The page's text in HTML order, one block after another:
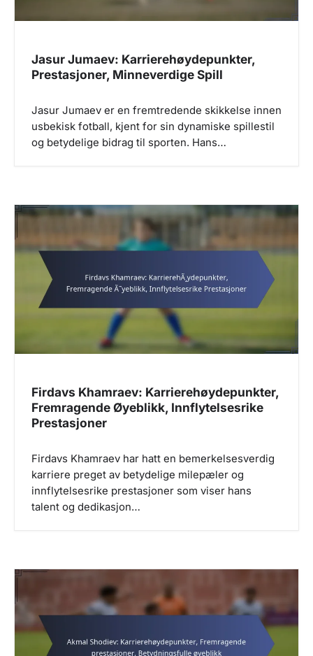
n
Jasur Jumaev: Karrierehøydepunkter,
Prestasjoner, Minneverdige Spill
Jasur Jumaev er en fremtredende skikkelse innen
usbekisk fotball, kjent for sin dynamiske spillestil
og betydelige bidrag til sporten. Hans…
Firdavs Khamraev: Karrierehøydepunkter,
Fremragende Øyeblikk, Innflytelsesrike
Prestasjoner
Firdavs Khamraev har hatt en bemerkelsesverdig
karriere preget av betydelige milepæler og
innflytelsesrike prestasjoner som viser hans
talent og dedikasjon…